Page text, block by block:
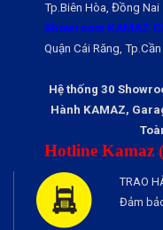
Tp.Biên Hòa, Đồng Nai
Showroom KAMAZ
Quận Cái Răng,
Hệ thống 30
Hành KAMAZ,
Hotline Kamaz
TRAO
Đảm